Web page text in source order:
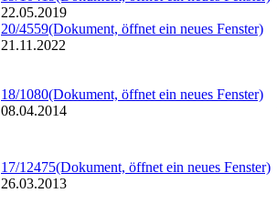
22.05.2019
20/4559(Dokument, öffnet ein neues Fenster)
21.11.2022
18/1080(Dokument, öffnet ein neues Fenster)
08.04.2014
17/12475(Dokument, öffnet ein neues Fenster)
26.03.2013